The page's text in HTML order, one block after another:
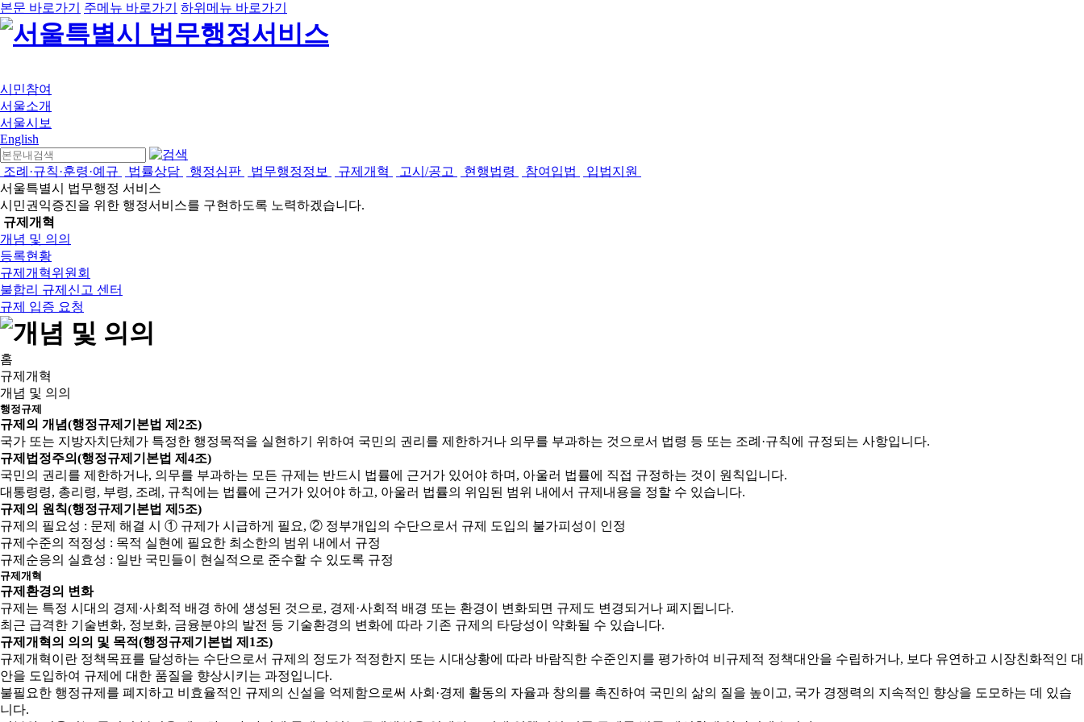
본문 바로가기 주메뉴 바로가기 하위메뉴 바로가기
시민참여
서울소개
서울시보
English
조례·규칙·훈령·예규 법률상담 행정심판 법무행정정보 규제개혁 고시/공고 현행법령 참여입법
입법지원
서울특별시 법무행정 서비스
시민권익증진을 위한 행정서비스를 구현하도록 노력하겠습니다.
규제개혁
개념 및 의의
등록현황
규제개혁위원회
불합리 규제신고 센터
규제 입증 요청
홈
규제개혁
개념 및 의의
행정규제
규제의 개념(행정규제기본법 제2조)
국가 또는 지방자치단체가 특정한 행정목적을 실현하기 위하여 국민의 권리를 제한하거나 의무를 부과하는 것으로서 법령 등 또는 조례·규칙에 규정되는 사항입니다.
규제법정주의(행정규제기본법 제4조)
국민의 권리를 제한하거나, 의무를 부과하는 모든 규제는 반드시 법률에 근거가 있어야 하며, 아울러 법률에 직접 규정하는 것이 원칙입니다.
대통령령, 총리령, 부령, 조례, 규칙에는 법률에 근거가 있어야 하고, 아울러 법률의 위임된 범위 내에서 규제내용을 정할 수 있습니다.
규제의 원칙(행정규제기본법 제5조)
규제의 필요성 : 문제 해결 시 ① 규제가 시급하게 필요, ② 정부개입의 수단으로서 규제 도입의 불가피성이 인정
규제수준의 적정성 : 목적 실현에 필요한 최소한의 범위 내에서 규정
규제순응의 실효성 : 일반 국민들이 현실적으로 준수할 수 있도록 규정
규제개혁
규제환경의 변화
규제는 특정 시대의 경제·사회적 배경 하에 생성된 것으로, 경제·사회적 배경 또는 환경이 변화되면 규제도 변경되거나 폐지됩니다.
최근 급격한 기술변화, 정보화, 금융분야의 발전 등 기술환경의 변화에 따라 기존 규제의 타당성이 약화될 수 있습니다.
규제개혁의 의의 및 목적(행정규제기본법 제1조)
규제개혁이란 정책목표를 달성하는 수단으로서 규제의 정도가 적정한지 또는 시대상황에 따라 바람직한 수준인지를 평가하여 비규제적 정책대안을 수립하거나, 보다 유연하고 시장친화적인 대
안을 도입하여 규제에 대한 품질을 향상시키는 과정입니다.
불필요한 행정규제를 폐지하고 비효율적인 규제의 신설을 억제함으로써 사회·경제 활동의 자율과 창의를 촉진하여 국민의 삶의 질을 높이고, 국가 경쟁력의 지속적인 향상을 도모하는 데 있습
니다.